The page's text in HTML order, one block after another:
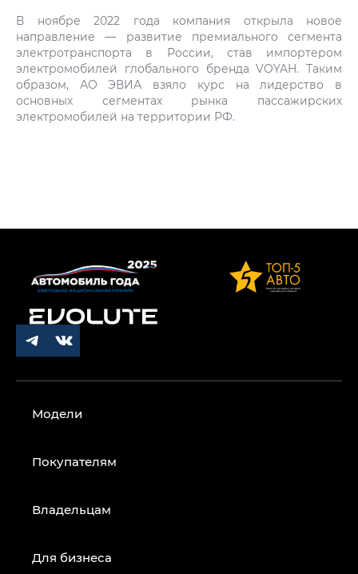
В ноябре 2022 года компания открыла новое
направление — развитие премиального сегмента
электротранспорта в России, став импортером
электромобилей глобального бренда VOYAH. Таким
образом, АО ЭВИА взяло курс на лидерство в
основных сегментах рынка пассажирских
электромобилей на территории РФ.
Модели
Покупателям
Владельцам
Для бизнеса